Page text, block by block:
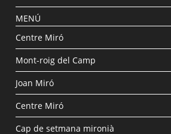
MENÚ
Centre Miró
Mont-roig del Camp
Joan Miró
Centre Miró
Cap de setmana mironià